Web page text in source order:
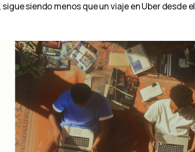
siendo menos que un viaje en Uber desde el